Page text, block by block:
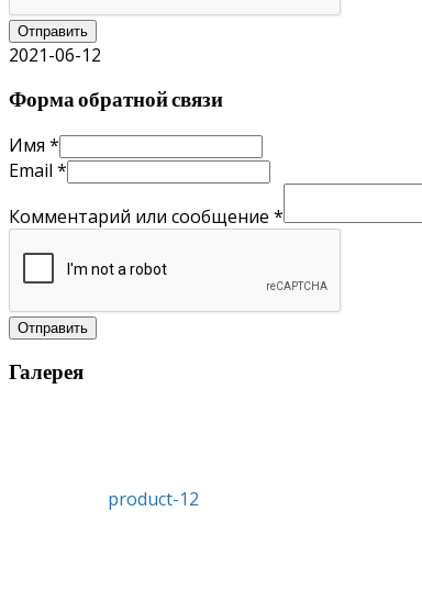
Отправить
2021-06-12
Форма обратной связи
Имя *
Email *
Комментарий или сообщение *
Отправить
Галерея
product-12